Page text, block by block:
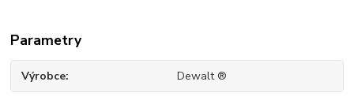
Parametry
Výrobce Dewalt ®